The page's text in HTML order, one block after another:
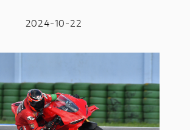
2024-10-22